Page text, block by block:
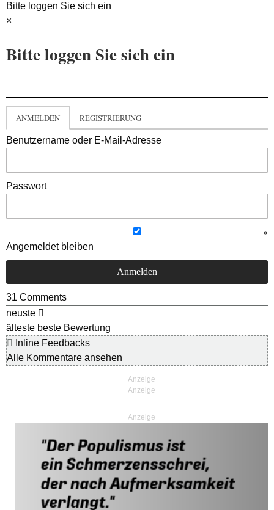
Bitte loggen Sie sich ein
×
Bitte loggen Sie sich ein
ANMELDEN REGISTRIERUNG
Benutzername oder E-Mail-Adresse
Passwort
Angemeldet bleiben
31 Comments
neuste
älteste beste Bewertung
Inline Feedbacks
Alle Kommentare ansehen
Anzeige